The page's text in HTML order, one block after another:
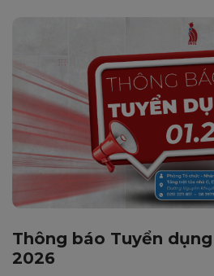
Thông báo Tuyển
2026